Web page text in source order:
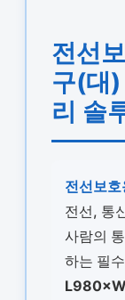
전선
구(대
리 솔
전선보
전선, 통
사람의
하는 필